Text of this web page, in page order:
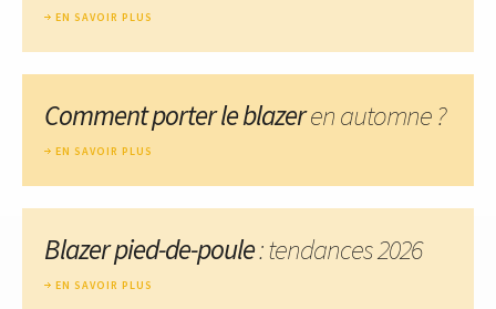
EN SAVOIR PLUS
Comment porter le blazeren automne ?
EN SAVOIR PLUS
Blazer pied-de-poule: tendances 2026
EN SAVOIR PLUS